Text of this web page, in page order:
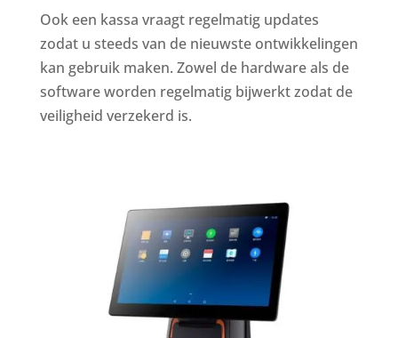
Ook een kassa vraagt regelmatig updates
zodat u steeds van de nieuwste ontwikkelingen
kan gebruik maken. Zowel de hardware als de
software worden regelmatig bijwerkt zodat de
veiligheid verzekerd is.